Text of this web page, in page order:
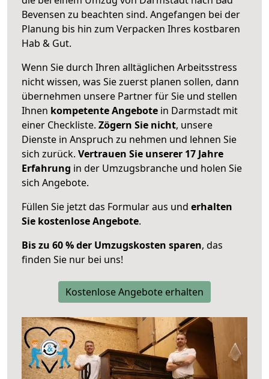
Bevensen zu beachten sind. Angefangen bei der
Planung bis hin zum Verpacken Ihres kostbaren
Hab & Gut.
Wenn Sie durch Ihren alltäglichen Arbeitsstress
nicht wissen, was Sie zuerst planen sollen, dann
übernehmen unsere Partner für Sie und stellen
Ihnen kompetente Angebote in Darmstadt mit
einer Checkliste. Zögern Sie nicht, unsere
Dienste in Anspruch zu nehmen und lehnen Sie
sich zurück. Vertrauen Sie unserer 17 Jahre
Erfahrung in der Umzugsbranche und holen Sie
sich Angebote.
Füllen Sie jetzt das Formular aus und erhalten
Sie kostenlose Angebote.
Bis zu 60 % der Umzugskosten sparen, das
finden Sie nur bei uns!
Kostenlose Angebote erhalten